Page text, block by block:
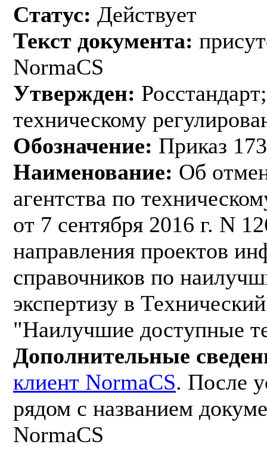
Статус: Действует
Текст документа:
NormaCS
Утвержден:
техническому
Обозначение: Приказ
Наименование: Об
агентства по
от 7 сентября 2016 г. N
направления проектов
справочников по
экспертизу в
"Наилучшие доступные
Дополнительные
клиент NormaCS. После
рядом с названием
NormaCS